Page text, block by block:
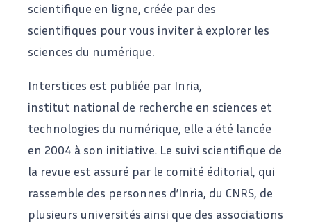
scientifique en ligne, créée par des
scientifiques pour vous inviter à explorer les
sciences du numérique.
Interstices est publiée par Inria,
institut national de recherche en sciences et
technologies du numérique, elle a été lancée
en 2004 à son initiative. Le suivi scientifique de
la revue est assuré par le comité éditorial, qui
rassemble des personnes d’Inria, du CNRS, de
plusieurs universités ainsi que des associations